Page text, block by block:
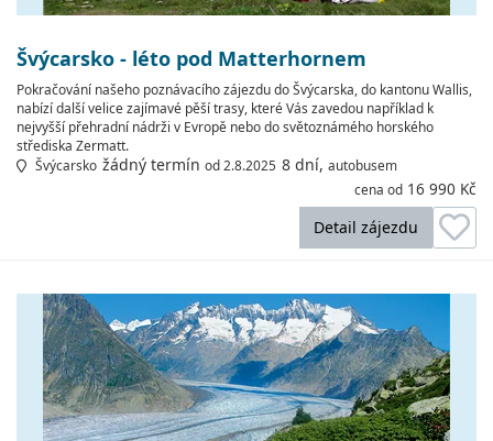
Švýcarsko - léto pod Matterhornem
Pokračování našeho poznávacího zájezdu do Švýcarska, do kantonu Wallis,
nabízí další velice zajímavé pěší trasy, které Vás zavedou například k
nejvyšší přehradní nádrži v Evropě nebo do světoznámého horského
střediska Zermatt.
Švýcarsko žádný termín od 2.8.2025 8 dní, autobusem
cena od 16 990 Kč
Detail zájezdu